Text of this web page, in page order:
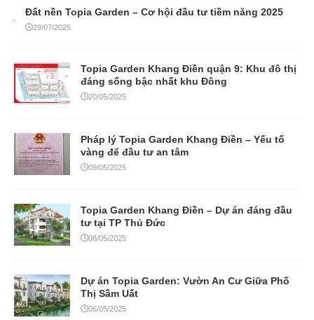
Đất nền Topia Garden – Cơ hội đầu tư tiềm năng 2025
29/07/2025
Topia Garden Khang Điền quận 9: Khu đô thị
đáng sống bậc nhất khu Đông
20/05/2025
Pháp lý Topia Garden Khang Điền – Yếu tố
vàng để đầu tư an tâm
09/05/2025
Topia Garden Khang Điền – Dự án đáng đầu
tư tại TP Thủ Đức
08/05/2025
Dự án Topia Garden: Vườn An Cư Giữa Phố
Thị Sầm Uất
06/05/2025